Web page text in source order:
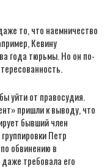
то, что наемничество
Кевину
года тюрьмы. Но он по-
уйти от правосудия.
пришли к выводу, что
бывший член
Петр
обвинению в
требовала его